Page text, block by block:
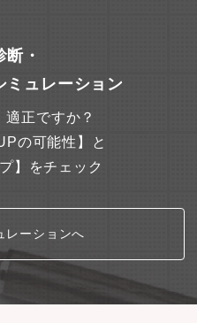
っていただくこともできま
客様へのレクチャー対応等の
パスがございます。
断・
ミュレーション
適正ですか？
の可能性】と
】をチェック
レーションへ